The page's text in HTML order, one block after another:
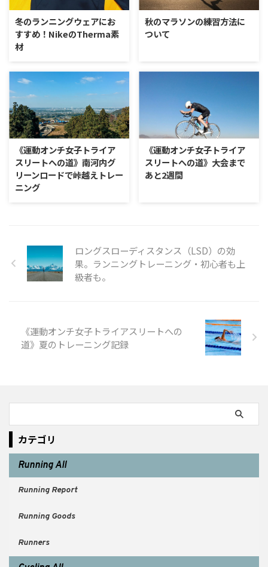
冬のランニングウェアにお
すすめ！NikeのTherma素
材
秋のマラソンの練習方法に
ついて
《運動オンチ女子トライア
スリートへの道》南河内グ
リーンロードで峠越えトレー
ニング
《運動オンチ女子トライア
スリートへの道》大会まで
あと2週間
ロングスローディスタンス（LSD）の効
果。ランニングトレーニング・初心者も上
級者も。
《運動オンチ女子トライアスリートへの
道》夏のトレーニング記録
カテゴリ
Running All
Running Report
Running Goods
Runners